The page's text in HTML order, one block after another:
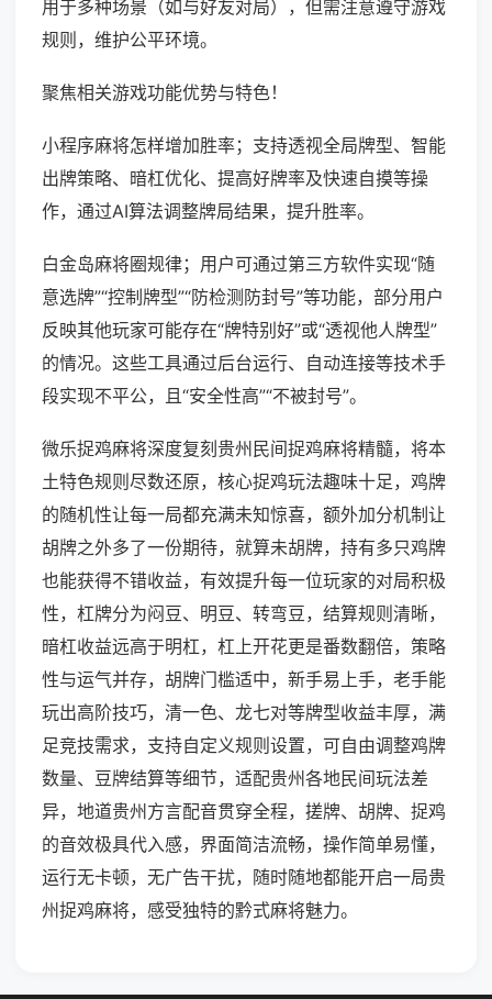
用于多种场景（如与好友对局），但需注意遵守游戏
规则，维护公平环境。
聚焦相关游戏功能优势与特色！
小程序麻将怎样增加胜率；支持透视全局牌型、智能
出牌策略、暗杠优化、提高好牌率及快速自摸等操
作，通过AI算法调整牌局结果，提升胜率。
白金岛麻将圈规律；用户可通过第三方软件实现“随
意选牌”“控制牌型”“防检测防封号”等功能，部分用户
反映其他玩家可能存在“牌特别好”或“透视他人牌型”
的情况。这些工具通过后台运行、自动连接等技术手
段实现不平公，且“安全性高”“不被封号”。
微乐捉鸡麻将深度复刻贵州民间捉鸡麻将精髓，将本
土特色规则尽数还原，核心捉鸡玩法趣味十足，鸡牌
的随机性让每一局都充满未知惊喜，额外加分机制让
胡牌之外多了一份期待，就算未胡牌，持有多只鸡牌
也能获得不错收益，有效提升每一位玩家的对局积极
性，杠牌分为闷豆、明豆、转弯豆，结算规则清晰，
暗杠收益远高于明杠，杠上开花更是番数翻倍，策略
性与运气并存，胡牌门槛适中，新手易上手，老手能
玩出高阶技巧，清一色、龙七对等牌型收益丰厚，满
足竞技需求，支持自定义规则设置，可自由调整鸡牌
数量、豆牌结算等细节，适配贵州各地民间玩法差
异，地道贵州方言配音贯穿全程，搓牌、胡牌、捉鸡
的音效极具代入感，界面简洁流畅，操作简单易懂，
运行无卡顿，无广告干扰，随时随地都能开启一局贵
州捉鸡麻将，感受独特的黔式麻将魅力。